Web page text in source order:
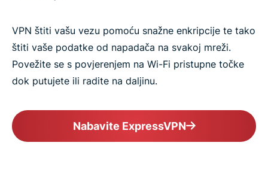
VPN štiti vašu vezu pomoću snažne enkripcije te tako
štiti vaše podatke od napadača na svakoj mreži.
Povežite se s povjerenjem na Wi-Fi pristupne točke
dok putujete ili radite na daljinu.
Nabavite ExpressVPN